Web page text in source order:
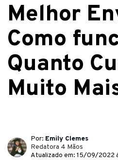
Melhor
Como
Quanto
Muito
Por: Emily Clemes
Redatora 4 Mãos
Atualizado em: 15/09/2022